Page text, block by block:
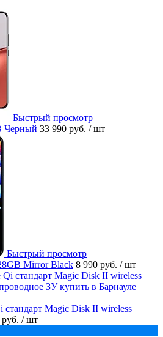
Быстрый просмотр
Черный 33 990 руб. / шт
Быстрый просмотр
Mirror Black 8 990 руб. / шт
стандарт Magic Disk II wireless
/ шт